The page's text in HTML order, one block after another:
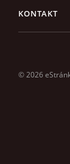
KONTAKT
© 2026